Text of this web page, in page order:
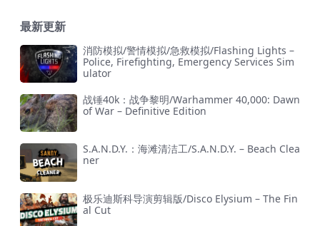
最新更新
消防模拟/警情模拟/急救模拟/Flashing Lights –
Police, Firefighting, Emergency Services Sim
ulator
战锤40k：战争黎明/Warhammer 40,000: Dawn
of War – Definitive Edition
S.A.N.D.Y.：海滩清洁工/S.A.N.D.Y. – Beach Clea
ner
极乐迪斯科导演剪辑版/Disco Elysium – The Fin
al Cut